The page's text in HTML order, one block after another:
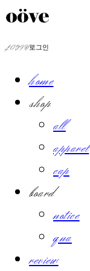
LOG IN로그인
home
shop
all
apparel
cap
board
notice
qna
review